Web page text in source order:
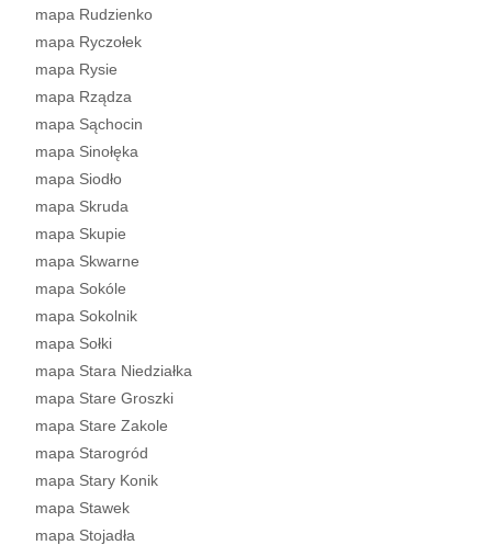
mapa Rudzienko
mapa Ryczołek
mapa Rysie
mapa Rządza
mapa Sąchocin
mapa Sinołęka
mapa Siodło
mapa Skruda
mapa Skupie
mapa Skwarne
mapa Sokóle
mapa Sokolnik
mapa Sołki
mapa Stara Niedziałka
mapa Stare Groszki
mapa Stare Zakole
mapa Starogród
mapa Stary Konik
mapa Stawek
mapa Stojadła